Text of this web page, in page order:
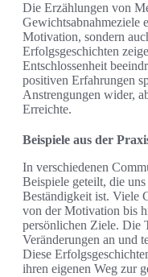
Die Erzählungen von
Gewichtsabnahmeziele
Motivation, sondern
Erfolgsgeschichten
Entschlossenheit
positiven Erfahrungen
Anstrengungen wider,
Erreichte.
Beispiele aus der
In verschiedenen
Beispiele geteilt, die
Beständigkeit ist. Viele
von der Motivation bis
persönlichen Ziele. Die
Veränderungen an und
Diese
ihren eigenen Weg zur